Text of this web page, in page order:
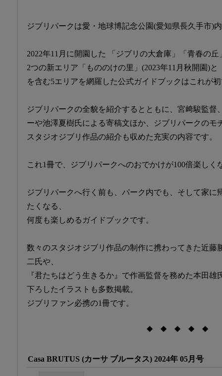
ジブリパークは愛・地球博記念公園(愛知県長久手市)
2022年11月に開園した 「ジブリの大倉庫」「青春の
2つの新エリア「もののけの里」(2023年11月秋開園)と
を含む5エリアを網羅した公式ガイドブックはこれが
ジブリパークの全貌を紹介するとともに、宮﨑駿監督
ーや池澤夏樹氏による寄稿文ほか、ジブリパークのモ
スタジオジブリ作品の紹介も収めた充実の内容です。
これ1冊で、ジブリパークへのおでかけが100倍楽しく
ジブリパークへ行く前も、パーク内でも、そして家に
たくなる、
何度も楽しめるガイドブックです。
数々のスタジオジブリ作品の制作に携わってきた近藤
二氏や、
『君たちはどう生きるか』で作画監督を務めた本田
下ろしたイラストも多数掲載。
ジブリファン必携の1冊です。
◆ ◆ ◆ ◆ ◆
Casa BRUTUS (カーサ ブルータス) 2024年 05月号